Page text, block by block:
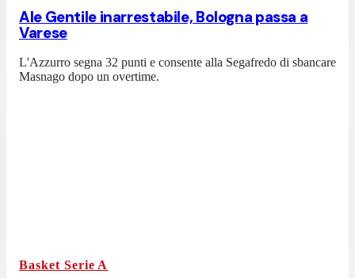
Ale Gentile inarrestabile, Bologna passa a
Varese
L'Azzurro segna 32 punti e consente alla Segafredo di sbancare
Masnago dopo un overtime.
Basket Serie A